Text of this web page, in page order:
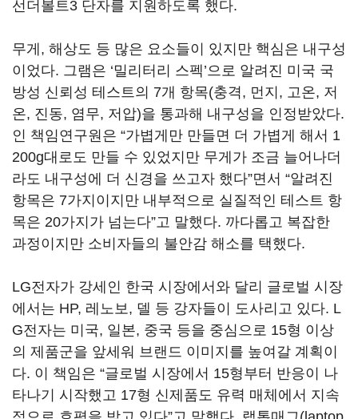
선더볼트3 단자를 지원하도록 했다.
무게, 해상도 등 많은 요소들이 있지만 핵심은 내구성
이었다. 그램은 ‘밀리터리 스펙’으로 알려진 미국 국
방성 신뢰성 테스트의 7개 항목(충격, 먼지, 고온, 저
온, 진동, 염무, 저압)을 통과해 내구성을 인정받았다.
인 책임연구원은 “가볍게만 만들면 더 가볍게 해서 1
200g대로도 만들 수 있었지만 무게가 조금 늘어나더
라도 내구성에 더 신경을 쓰고자 했다”면서 “알려진
항목은 7가지이지만 내부적으로 실질적인 테스트 항
목은 20가지가 넘는다”고 말했다. 까다롭고 복잡한
과정이지만 소비자들의 불안감 해소를 택했다.
LG전자가 강세인 한국 시장에서와 달리 글로벌 시장
에서는 HP, 레노보, 델 등 강자들이 도사리고 있다. L
G전자는 미국, 일본, 중국 등을 중심으로 15형 이상
의 제품군을 앞세워 브랜드 이미지를 높여갈 계획이
다. 이 책임은 “글로벌 시장에서 15형부터 반응이 나
타나기 시작했고 17형 신제품도 유력 매체에서 지속